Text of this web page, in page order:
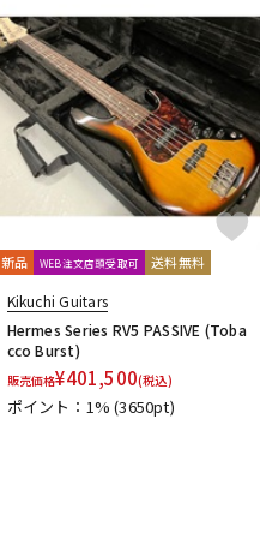
新品 WEB注文店頭受取可 送料無料
Kikuchi Guitars
Hermes Series RV5 PASSIVE (Toba
cco Burst)
販売価格¥401,500(税込)
ポイント：1%(3650pt)